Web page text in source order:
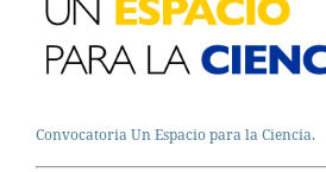
Convocatoria Un Espacio para la Ciencia.